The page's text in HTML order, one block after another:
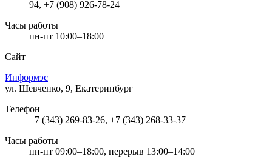
94, +7 (908) 926-78-24
Часы работы
пн-пт 10:00–18:00
Сайт
Информэс
ул. Шевченко, 9, Екатеринбург
Телефон
+7 (343) 269-83-26, +7 (343) 268-33-37
Часы работы
пн-пт 09:00–18:00, перерыв 13:00–14:00